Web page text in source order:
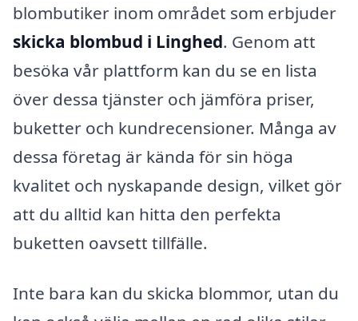
blombutiker inom området som erbjuder
skicka blombud i Linghed. Genom att
besöka vår plattform kan du se en lista
över dessa tjänster och jämföra priser,
buketter och kundrecensioner. Många av
dessa företag är kända för sin höga
kvalitet och nyskapande design, vilket gör
att du alltid kan hitta den perfekta
buketten oavsett tillfälle.
Inte bara kan du skicka blommor, utan du